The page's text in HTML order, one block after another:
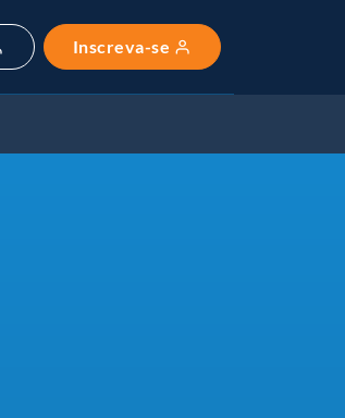
Inscreva-se